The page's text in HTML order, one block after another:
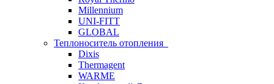
Millennium
UNI-FITT
GLOBAL
Теплоноситель отопления
Dixis
Thermagent
WARME